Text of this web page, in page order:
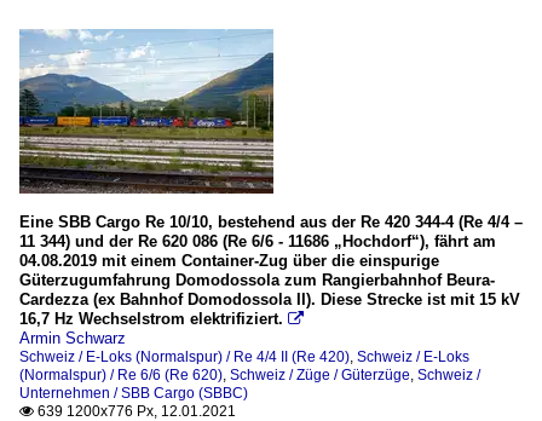
Eine SBB Cargo Re 10/10, bestehend aus der Re 420 344-4 (Re 4/4 –
11 344) und der Re 620 086 (Re 6/6 - 11686 „Hochdorf“), fährt am
04.08.2019 mit einem Container-Zug über die einspurige
Güterzugumfahrung Domodossola zum Rangierbahnhof Beura-
Cardezza (ex Bahnhof Domodossola II). Diese Strecke ist mit 15 kV
16,7 Hz Wechselstrom elektrifiziert. 
Armin Schwarz
Schweiz / E-Loks (Normalspur) / Re 4/4 II (Re 420) Schweiz / E-Loks
(Normalspur) / Re 6/6 (Re 620) Schweiz / Züge / Güterzüge Schweiz /
Unternehmen / SBB Cargo (SBBC)
 639 1200x776 Px, 12.01.2021